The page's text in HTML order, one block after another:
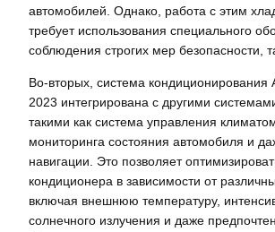
автомобилей. Однако, работа с этим
требует использования специального
соблюдения строгих мер безопасности,
Во-вторых, система кондиционирования
2023 интегрирована с другими
такими как система управления
мониторинга состояния автомобиля и
навигации. Это позволяет
кондиционера в зависимости от
включая внешнюю температуру,
солнечного излучения и даже